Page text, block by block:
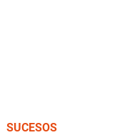
SUCESOS